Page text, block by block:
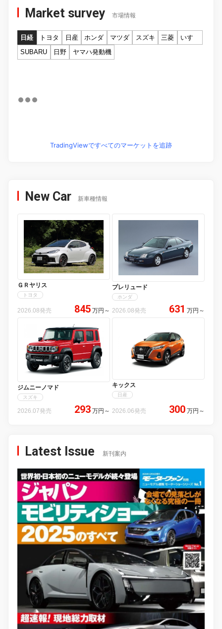
Market survey 市場情報
日経 トヨタ 日産 ホンダ マツダ スズキ 三菱
いすゞ
SUBARU
日野 ヤマハ発動機
TradingViewですべてのマーケットを追跡
New Car 新車種情報
ＧＲヤリス
トヨタ
2026.08発売 845 万円 ～
プレリュード
ホンダ
2026.08発売 631 万円 ～
ジムニーノマド
スズキ
2026.07発売 293 万円 ～
キックス
日産
2026.06発売 300 万円 ～
Latest Issue 新刊案内